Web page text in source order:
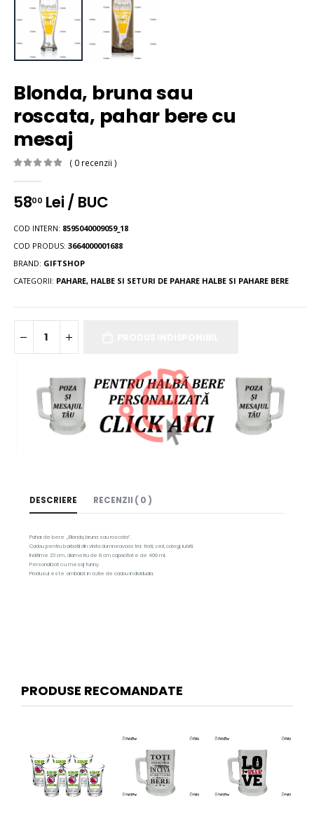
Blonda, bruna sau
roscata, pahar bere cu
mesaj
( 0 recenzii )
5800 Lei / BUC
COD INTERN: 8595040009059_18
COD PRODUS:3664000001688
BRAND: GIFTSHOP
CATEGORII: PAHARE, HALBE SI SETURI DE PAHARE HALBE SI PAHARE BERE
DESCRIERE RECENZII ( 0 )
Pahar de bere „Blonda, bruna sau roscata”.
Cadou pentru barbatii din viata dumneavoastra: frati, veri, colegi, iubiti.
Inaltime 23 cm, diametru de 8 cm capacitate de 400 ml.
Personalizat cu mesaj funny.
Produsul este ambalat in cutie de cadou individuala.
PRODUSE RECOMANDATE